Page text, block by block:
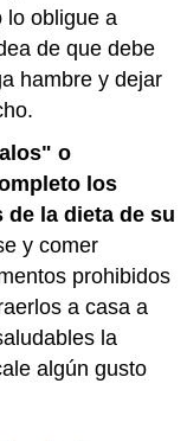
lo obligue a
de que debe
hambre y dejar
o
los
la dieta de su
y comer
prohibidos
a casa a
la
algún gusto